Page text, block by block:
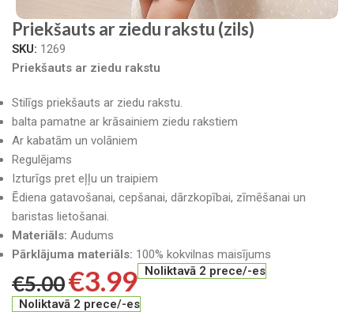
Priekšauts ar ziedu rakstu (zils)
SKU: 1269
Priekšauts ar ziedu rakstu
Stilīgs priekšauts ar ziedu rakstu.
balta pamatne ar krāsainiem ziedu rakstiem
Ar kabatām un volāniem
Regulējams
Izturīgs pret eļļu un traipiem
Ēdiena gatavošanai, cepšanai, dārzkopībai, zīmēšanai un
baristas lietošanai.
Materiāls: Audums
Pārklājuma materiāls: 100% kokvilnas maisījums
€5.00€3.99 Noliktavā 2 prece/-es
Noliktavā 2 prece/-es